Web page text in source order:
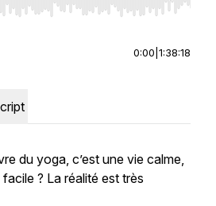
to seek, Home/End to jump to
0:00 1:38:18
du yoga, c’est une vie calme,
? La réalité est très